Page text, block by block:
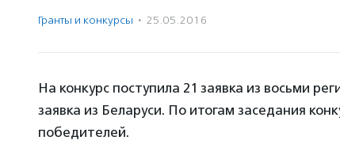
Гранты и конкурсы · 25.05.2016
На конкурс поступила 21 заявка из восьми
заявка из Беларуси. По итогам заседания
победителей.